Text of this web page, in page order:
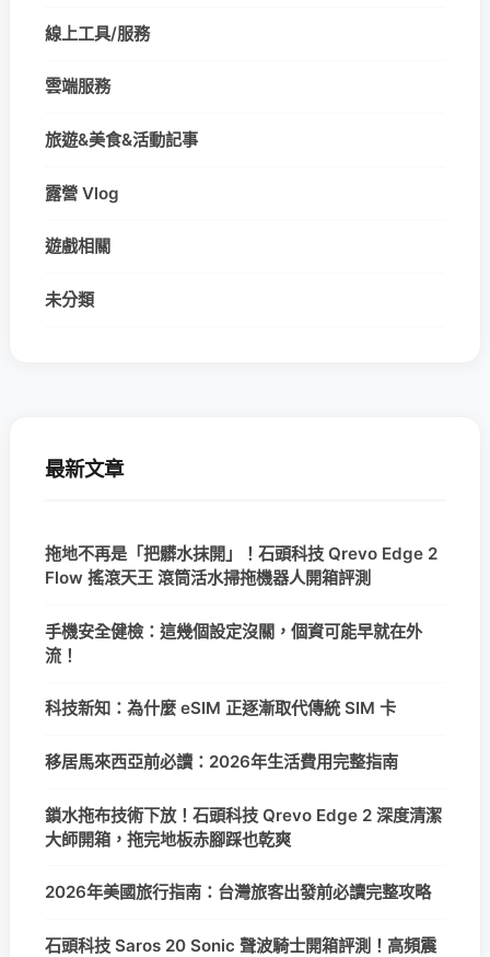
線上工具/服務
雲端服務
旅遊&美食&活動記事
露營 Vlog
遊戲相關
未分類
最新文章
拖地不再是「把髒水抹開」！石頭科技 Qrevo Edge 2
Flow 搖滾天王 滾筒活水掃拖機器人開箱評測
手機安全健檢：這幾個設定沒關，個資可能早就在外
流！
科技新知：為什麼 eSIM 正逐漸取代傳統 SIM 卡
移居馬來西亞前必讀：2026年生活費用完整指南
鎖水拖布技術下放！石頭科技 Qrevo Edge 2 深度清潔
大師開箱，拖完地板赤腳踩也乾爽
2026年美國旅行指南：台灣旅客出發前必讀完整攻略
石頭科技 Saros 20 Sonic 聲波騎士開箱評測！高頻震